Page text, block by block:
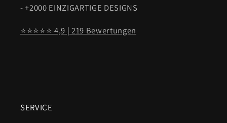
- +2000 EINZIGARTIGE DESIGNS
⭐⭐⭐⭐⭐ 4,9 | 219 Bewertungen
SERVICE